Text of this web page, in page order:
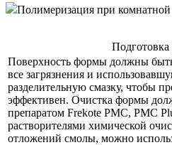
Полимеризация при комнатной
Поверхность формы должны
все загрязнения и
разделительную смазку, чтобы
эффективен. Очистка формы
препаратом Frekote PMC, PMC
растворителями химической
отложений смолы, можно